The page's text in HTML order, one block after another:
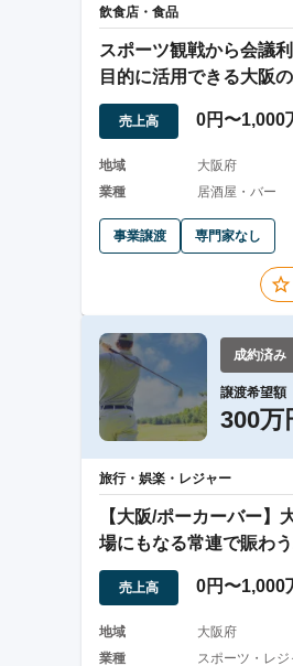
飲食店・食品
スポーツ観戦から会議
目的に活用できる大阪
渡
売上高 0円〜1,000
地域
大阪府
業種
居酒屋・バー
事業譲渡 専門家なし
成約済み
譲渡希望額
300万
旅行・娯楽・レジャー
【大阪/ポーカーバー】
場にもなる常連で賑わ
ー
売上高 0円〜1,000
地域
大阪府
業種
スポーツ・レ